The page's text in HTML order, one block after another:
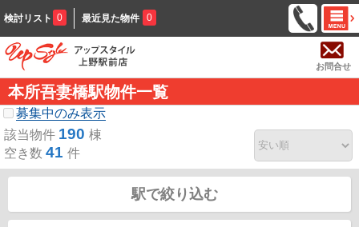
検討リスト 0 最近見た物件 0
お問合せ
本所吾妻橋駅物件一覧
募集中のみ表示
該当物件 190 棟
空き数 41 件
駅で絞り込む